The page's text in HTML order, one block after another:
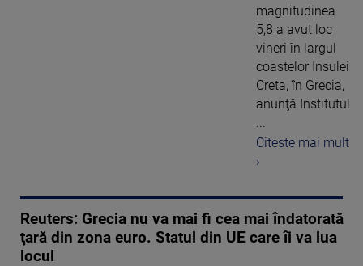
magnitudinea
5,8 a avut loc
vineri în largul
coastelor Insulei
Creta, în Grecia,
anunţă Institutul
...
Citeste mai mult
›
Reuters: Grecia nu va mai fi cea mai îndatorată
ţară din zona euro. Statul din UE care îi va lua
locul